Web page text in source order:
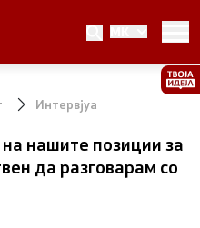
MK
Интервјуа
нашите позиции за
да разговарам со